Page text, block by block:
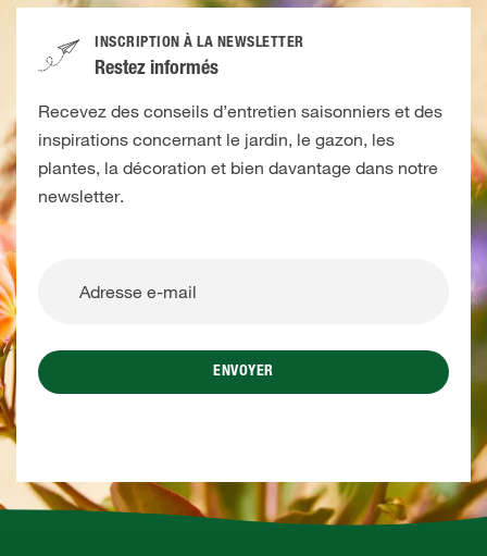
INSCRIPTION À LA NEWSLETTER
Restez informés
Recevez des conseils d’entretien saisonniers et des
inspirations concernant le jardin, le gazon, les
plantes, la décoration et bien davantage dans notre
newsletter.
ENVOYER